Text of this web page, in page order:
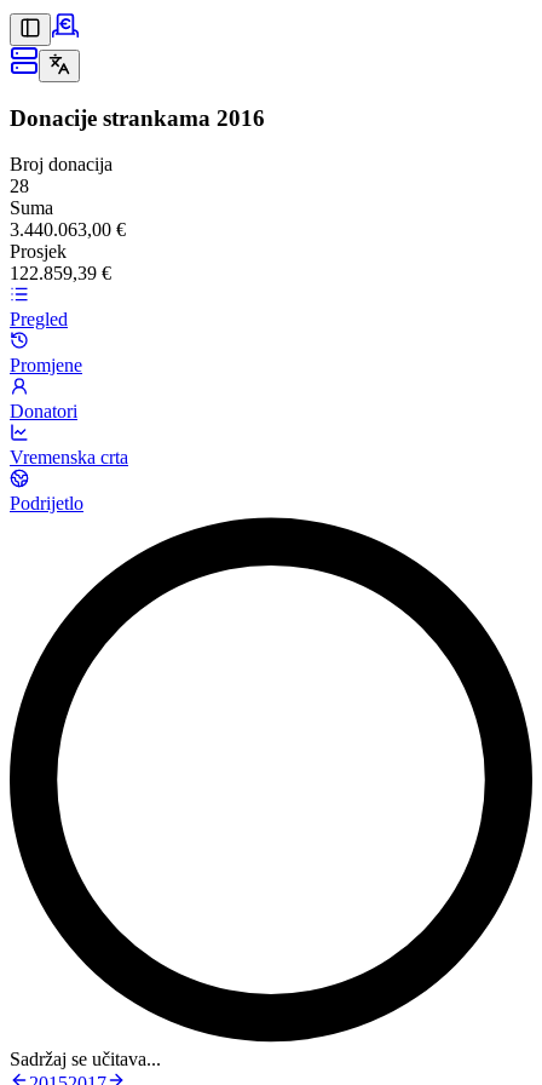
Donacije strankama 2016
Broj donacija
28
Suma
3.440.063,00 €
Prosjek
122.859,39 €
Pregled
Promjene
Donatori
Vremenska crta
Podrijetlo
Sadržaj se učitava...